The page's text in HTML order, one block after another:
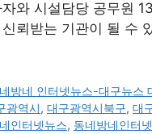
와 시설담당 공무원
뢰받는 기관이 될 수
방네 인터넷뉴스-대구뉴스
광역시,대구광역시북구,대
인터넷뉴스, 동네방네인터